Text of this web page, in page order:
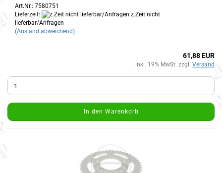
Art.Nr.: 7580751
Lieferzeit:
z.Zeit nicht
lieferbar/Anfragen
(Ausland abweichend)
61,88 EUR
inkl. 19% MwSt. zzgl. Versand
In den Warenkorb